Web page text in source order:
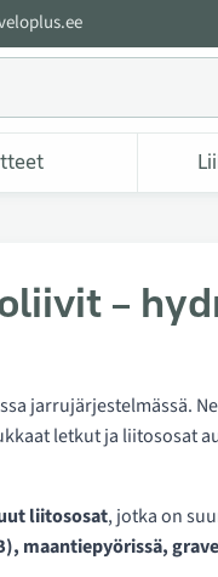
–
jarrujärjestelmässä.
letkut ja liitososat
liitososat, jotka on
maantiepyörissä,